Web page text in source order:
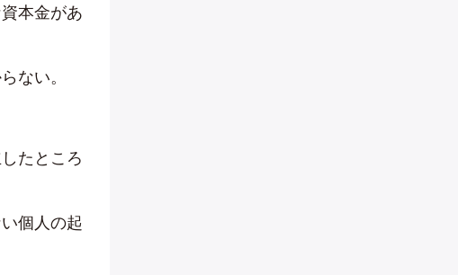
本金があ
ない。
たところ
個人の起